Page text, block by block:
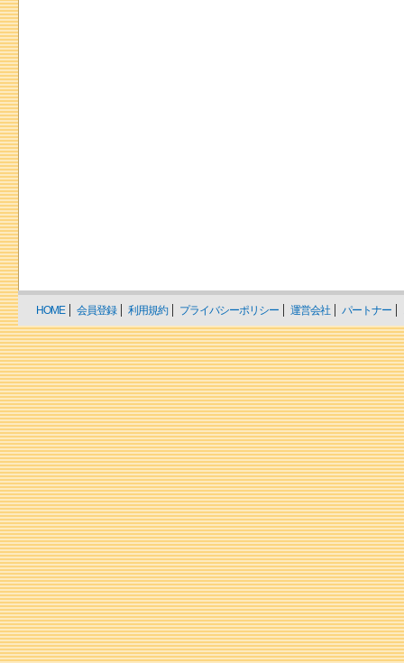
HOME 会員登録 利用規約 プライバシーポリシー 運営会社 パートナー